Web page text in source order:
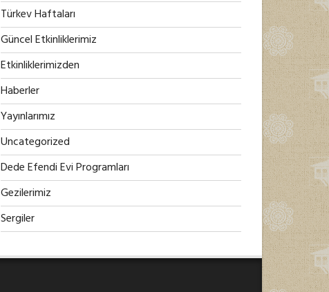
Türkev Haftaları
Güncel Etkinliklerimiz
Etkinliklerimizden
Haberler
Yayınlarımız
Uncategorized
Dede Efendi Evi Programları
Gezilerimiz
Sergiler